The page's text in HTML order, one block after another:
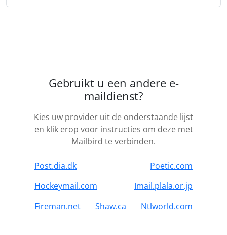
Gebruikt u een andere e-
maildienst?
Kies uw provider uit de onderstaande lijst
en klik erop voor instructies om deze met
Mailbird te verbinden.
Post.dia.dk
Poetic.com
Hockeymail.com
Imail.plala.or.jp
Fireman.net
Shaw.ca Ntlworld.com